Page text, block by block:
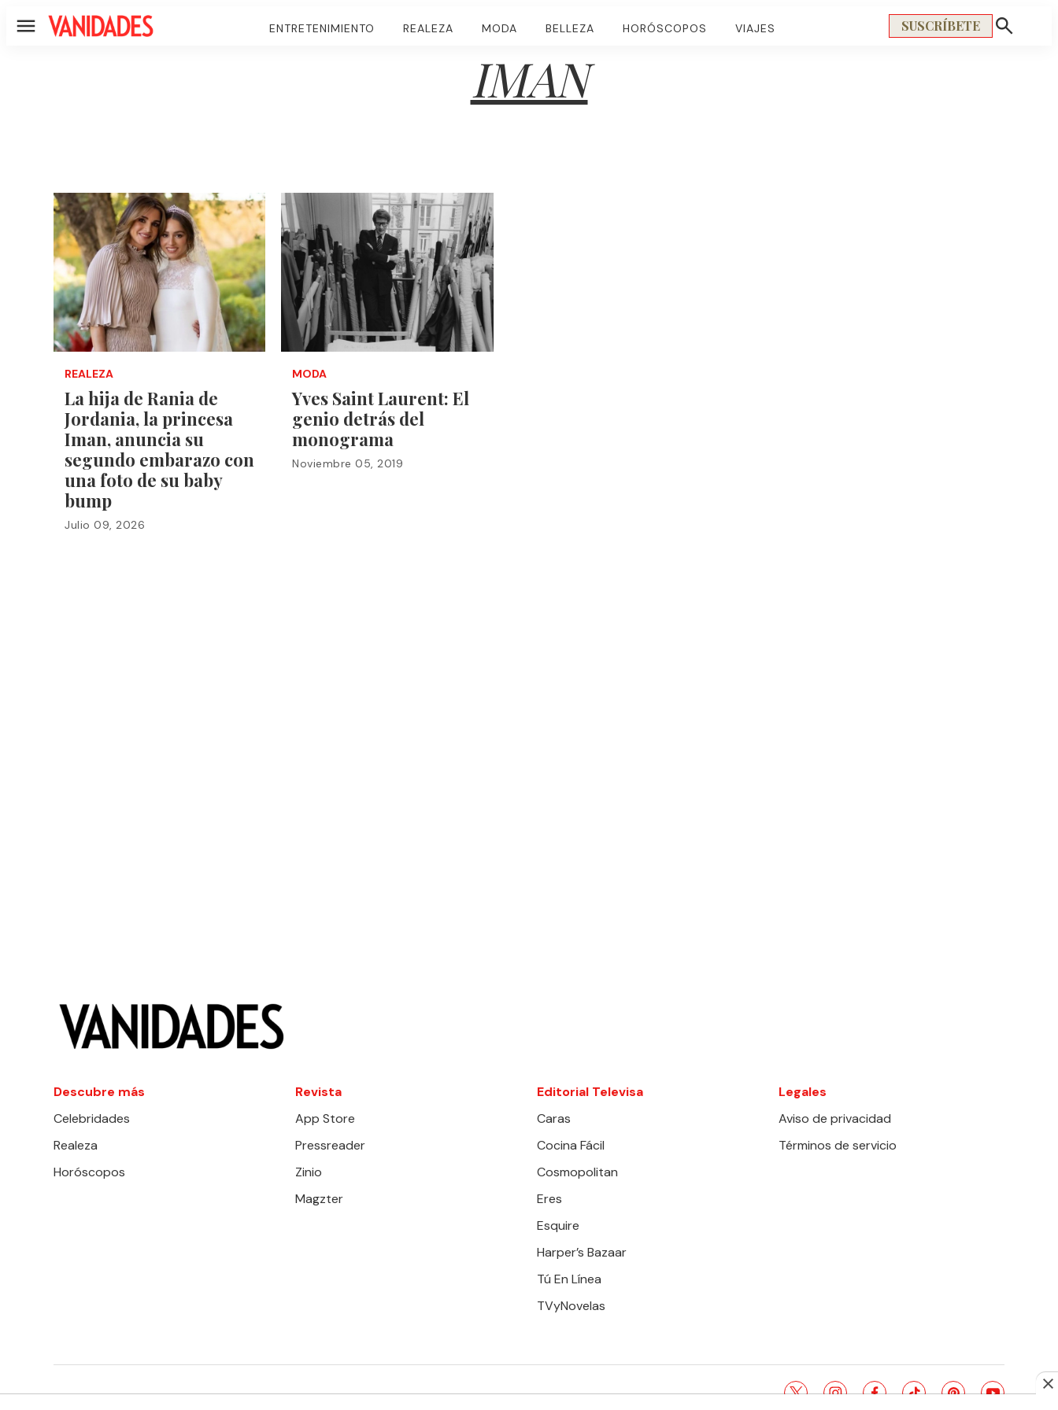
Menú ENTRETENIMIENTO REALEZA MODA BELLEZA HORÓSCOPOS VIAJES SUSCRÍBETE
Mostrar
IMAN
REALEZA
La hija de Rania de
Jordania, la princesa
Iman, anuncia su
segundo embarazo con
una foto de su baby
bump
Julio 09, 2026
MODA
Yves Saint Laurent: El
genio detrás del
monograma
Noviembre 05, 2019
Descubre más
Celebridades
Realeza
Horóscopos
Revista
App Store
Pressreader
Zinio
Magzter
Editorial Televisa
Caras
Cocina Fácil
Cosmopolitan
Eres
Esquire
Harper’s Bazaar
Tú En Línea
TVyNovelas
Legales
Aviso de privacidad
Términos de servicio
EDITORIAL TELEVISA S.A. DE C.V. TODOS LOS DERECHOS RESERVADOS. TBG - EDITORIAL TELEVISA - LIFESTYLES twitterinstagramfacebooktiktokpinterestyoutube